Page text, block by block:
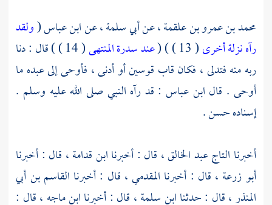
محمد بن عمرو بن علقمة ،عنأبي سلمة ،عنابن عباس(ولقد
رآه نزلة أخرى( 13 ) ) ( عند سدرة المنتهى
( 14 ) ) قال : دنا
ربه منه فتدلى ، فكان قاب قوسين أو أدنى ، فأوحى إلى عبده ما
أوحى . قال ابن عباس : قد رآه النبي صلى الله عليه وسلم .
إسناده حسن .
أخبرنا التاج عبد الخالق ، قال : أخبرناابن قدامة ، قال : أخبرنا
أبو زرعة ، قال : أخبرنا المقدمي ، قال : أخبرنا القاسم بن أبي
المنذر ،قال : حدثناابن سلمة ، قال : أخبرناابن ماجه ،قال :